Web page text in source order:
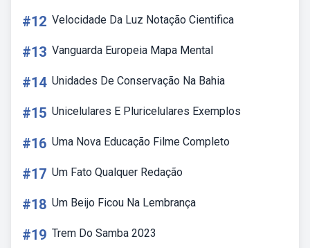
#12 Velocidade Da Luz Notação Cientifica
#13 Vanguarda Europeia Mapa Mental
#14 Unidades De Conservação Na Bahia
#15 Unicelulares E Pluricelulares Exemplos
#16 Uma Nova Educação Filme Completo
#17 Um Fato Qualquer Redação
#18 Um Beijo Ficou Na Lembrança
#19 Trem Do Samba 2023